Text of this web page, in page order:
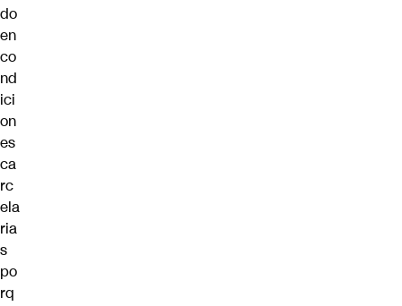
do
en
co
nd
ici
on
es
ca
rc
ela
ria
s
po
rq